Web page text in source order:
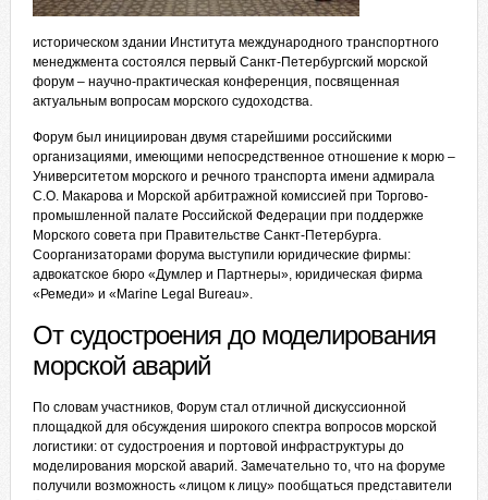
историческом здании Института международного транспортного
менеджмента состоялся первый Санкт-Петербургский морской
форум – научно-практическая конференция, посвященная
актуальным вопросам морского судоходства.
Форум был инициирован двумя старейшими российскими
организациями, имеющими непосредственное отношение к морю –
Университетом морского и речного транспорта имени адмирала
С.О. Макарова и Морской арбитражной комиссией при Торгово-
промышленной палате Российской Федерации при поддержке
Морского совета при Правительстве Санкт-Петербурга.
Соорганизаторами форума выступили юридические фирмы:
адвокатское бюро «Думлер и Партнеры», юридическая фирма
«Ремеди» и «Marine Legal Bureau».
От судостроения до моделирования
морской аварий
По словам участников, Форум стал отличной дискуссионной
площадкой для обсуждения широкого спектра вопросов морской
логистики: от судостроения и портовой инфраструктуры до
моделирования морской аварий. Замечательно то, что на форуме
получили возможность «лицом к лицу» пообщаться представители